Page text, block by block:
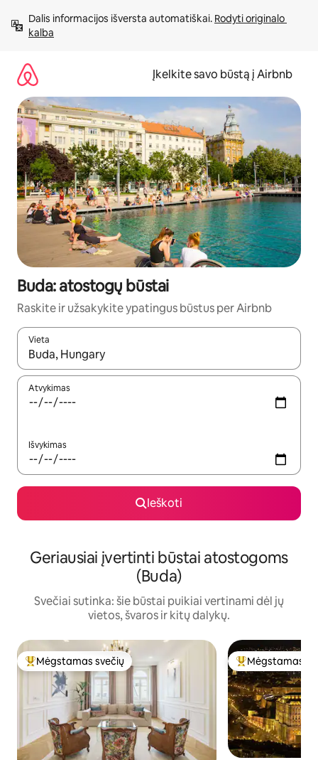
prie
turinio
Dalis informacijos išversta automatiškai. Rodyti originalo
kalba
Įkelkite savo būstą į Airbnb
Buda: atostogų būstai
Raskite ir užsakykite ypatingus būstus per Airbnb
Vieta
Kai pasirodys paieškos rezultatai, juos naršyti galite
Atvykimas
Išvykimas
Ieškoti
Geriausiai įvertinti būstai atostogoms
(Buda)
Svečiai sutinka: šie būstai puikiai vertinami dėl jų
vietos, švaros ir kitų dalykų.
Svečių mėgstamiausias
Mėgstamas svečių Svečių
Mėgstamas